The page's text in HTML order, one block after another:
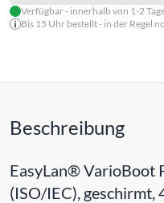
Verfügbar - innerhalb von 1-2
Bis 15 Uhr bestellt - in der Regel
Beschreibung
EasyLan® VarioBoot
(ISO/IEC), geschirmt,